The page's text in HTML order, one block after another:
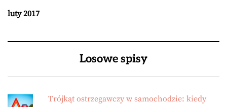
luty 2017
Losowe spisy
Trójkąt ostrzegawczy w samochodzie: kiedy